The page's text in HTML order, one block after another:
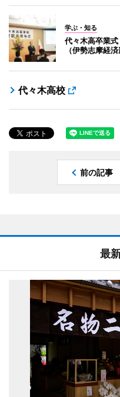
学ぶ・知る
代々木高卒業
（伊勢志摩経済
代々木高校
前の記事
最